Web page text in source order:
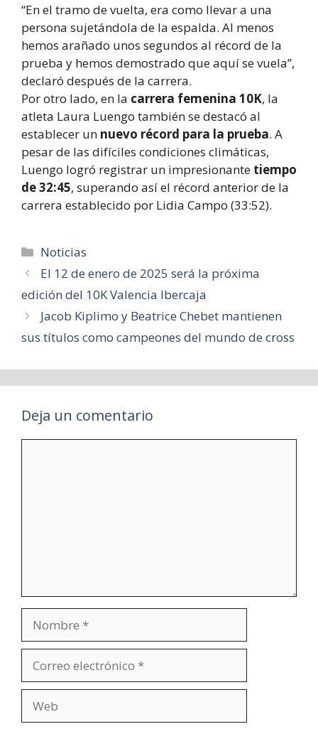
“En el tramo de vuelta, era como llevar a una
persona sujetándola de la espalda. Al menos
hemos arañado unos segundos al récord de la
prueba y hemos demostrado que aquí se vuela”,
declaró después de la carrera.
Por otro lado, en la carrera femenina 10K, la
atleta Laura Luengo también se destacó al
establecer un nuevo récord para la prueba. A
pesar de las difíciles condiciones climáticas,
Luengo logró registrar un impresionante tiempo
de 32:45, superando así el récord anterior de la
carrera establecido por Lidia Campo (33:52).
Categorías
Noticias
El 12 de enero de 2025 será la próxima
edición del 10K Valencia Ibercaja
Jacob Kiplimo y Beatrice Chebet mantienen
sus títulos como campeones del mundo de cross
Deja un comentario
electrónico